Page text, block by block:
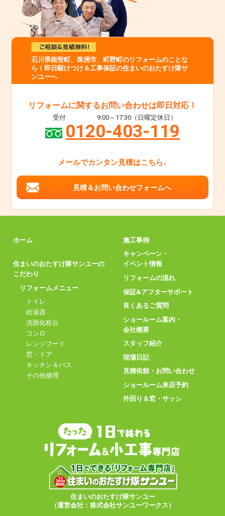
石川県能登町、珠洲市、町野町のリフォームのことな
ら！即日駆けつけ＆工事保証の住まいのおたすけ隊サ
ンユーへ
リフォームに関するお問い合わせは即日対応！
受付 9:00～17:30（日曜定休日）
0120-403-119
メールでカンタン見積はこちら↓
見積＆お問い合わせフォームへ
ホーム
住まいのおたすけ隊サンユーの
こだわり
リフォームメニュー
トイレ
給湯器
洗面化粧台
コンロ
レンジフード
窓・ドア
キッチン＆バス
その他修理
施工事例
キャンペーン・
イベント情報
リフォームの流れ
保証&アフターサポート
良くあるご質問
ショールーム案内・
会社概要
スタッフ紹介
現場日記
見積依頼・お問い合わせ
ショールーム来店予約
外回り＆窓・サッシ
住まいのおたすけ隊サンユー
（運営会社：株式会社サンユーワークス）